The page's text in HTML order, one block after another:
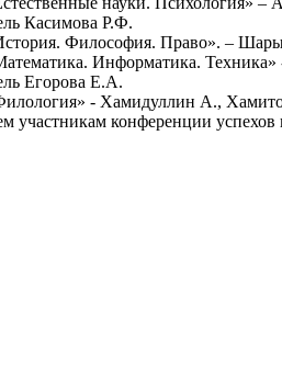
Касимова Р.Ф.
Философия. Право». –
Информатика.
Егорова Е.А.
- Хамидуллин А.,
участникам конференции